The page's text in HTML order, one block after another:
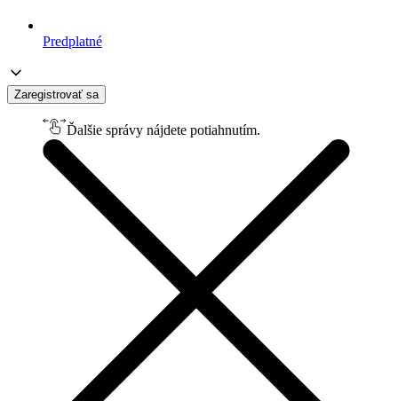
Predplatné
Zaregistrovať sa
Ďalšie správy nájdete potiahnutím.